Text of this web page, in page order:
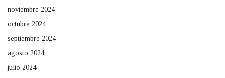
noviembre 2024
octubre 2024
septiembre 2024
agosto 2024
julio 2024